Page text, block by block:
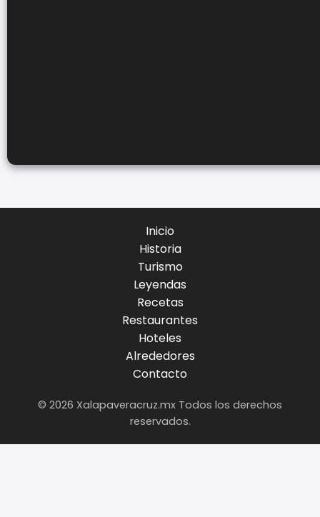
Inicio
Historia
Turismo
Leyendas
Recetas
Restaurantes
Hoteles
Alrededores
Contacto
© 2026 Xalapaveracruz.mx Todos los derechos
reservados.